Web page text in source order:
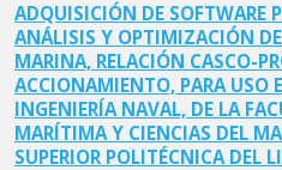
ADQUISICIÓN DE SOFTWARE
ANÁLISIS Y OPTIMIZACIÓN
MARINA, RELACIÓN CASCO-
ACCIONAMIENTO, PARA USO
INGENIERÍA NAVAL, DE LA
MARÍTIMA Y CIENCIAS DEL
SUPERIOR POLITÉCNICA DEL